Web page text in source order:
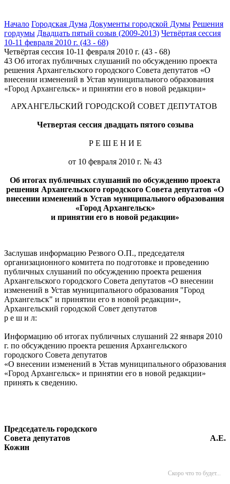
Начало Городская Дума Документы городской Думы Решения
гордумы Двадцать пятый созыв (2009-2013) Четвёртая сессия
10-11 февраля 2010 г. (43 - 68)
Четвёртая сессия 10-11 февраля 2010 г. (43 - 68)
43 Об итогах публичных слушаний по обсуждению проекта
решения Архангельского городского Совета депутатов «О
внесении изменений в Устав муниципального образования
«Город Архангельск» и принятии его в новой редакции»
АРХАНГЕЛЬСКИЙ ГОРОДСКОЙ СОВЕТ ДЕПУТАТОВ
Четвертая сессия двадцать пятого созыва
Р Е Ш Е Н И Е
от 10 февраля 2010 г. № 43
Об итогах публичных слушаний по обсуждению проекта
решения Архангельского городского Совета депутатов «О
внесении изменений в Устав муниципального образования
«Город Архангельск»
и принятии его в новой редакции»
Заслушав информацию Резвого О.П., председателя
организационного комитета по подготовке и проведению
публичных слушаний по обсуждению проекта решения
Архангельского городского Совета депутатов «О внесении
изменений в Устав муниципального образования "Город
Архангельск" и принятии его в новой редакции»,
Архангельский городской Совет депутатов
р е ш и л:
Информацию об итогах публичных слушаний 22 января 2010
г. по обсуждению проекта решения Архангельского
городского Совета депутатов
«О внесении изменений в Устав муниципального образования
«Город Архангельск» и принятии его в новой редакции»
принять к сведению.
Председатель городского
Совета депутатов А.Е.
Кожин
Скоро что то будет...